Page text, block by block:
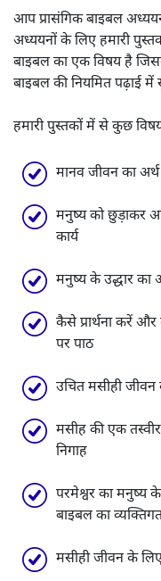
आप प्रासंगिक बाइबल
अध्ययनों के लिए हमारी
बाइबल का एक विषय है
बाइबल की नियमित पढ़ाई
हमारी पुस्तकों में से कुछ
मानव जीवन का अर्थ
मनुष्य को छुड़ाकर
कार्य
मनुष्य के उद्धार का
कैसे प्रार्थना करें
पर पाठ
उचित मसीही
मसीह की एक
निगाह
परमेश्वर का मनुष्य
बाइबल का
मसीही जीवन के